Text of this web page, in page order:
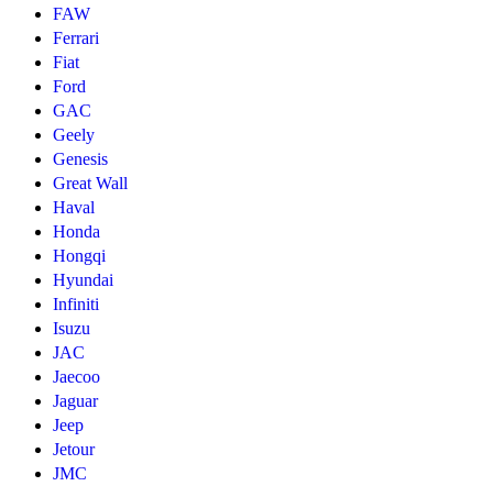
FAW
Ferrari
Fiat
Ford
GAC
Geely
Genesis
Great Wall
Haval
Honda
Hongqi
Hyundai
Infiniti
Isuzu
JAC
Jaecoo
Jaguar
Jeep
Jetour
JMC